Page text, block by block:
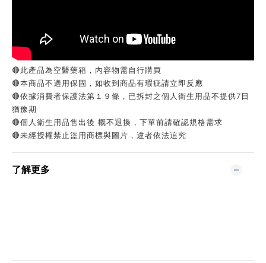
🔴此產品為空醫藥箱，內容物需自行購買
🔴本商品不適用保固，如收到商品有瑕疵請立即反應
🔴依據消費者保護法第１９條，已拆封之個人衛生用品不提供7日
猶豫期
🔴個人衛生用品售出後 概不退換，下單前請確認規格需求
🔴未經授權禁止盜用商標與圖片，違者依法追究
了解更多